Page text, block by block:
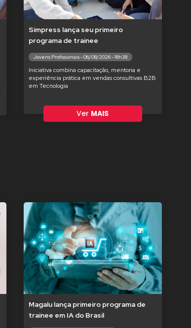
Simpress lança seu primeiro
programa de trainee
Jovens Profissionais - 06/08/2026 - 18h38
Iniciativa combina capacitação, mentoria e
experiência prática em vendas consultivas B2B
em Tecnologia
Ver MAIS
Magalu lança primeiro programa de
trainee em IA do Brasil